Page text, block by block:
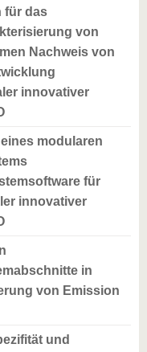
für das
von
Nachweis von
innovativer
modularen
für
innovativer
in
von Emission
und